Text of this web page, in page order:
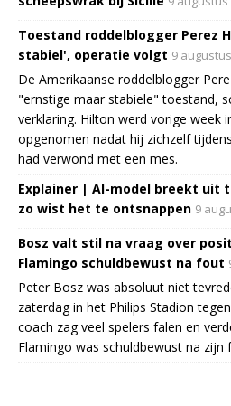
Toestand roddelblogger Perez
stabiel', operatie volgt 9
De Amerikaanse roddelblogger
"ernstige maar stabiele" toestand,
verklaring. Hilton werd vorige week
opgenomen nadat hij zichzelf
had verwond met een mes.
Explainer | AI-model breekt uit
zo wist het te ontsnappen 9
Bosz valt stil na vraag over
Flamingo schuldbewust na fout
Peter Bosz was absoluut niet
zaterdag in het Philips Stadion
coach zag veel spelers falen en
Flamingo was schuldbewust na zijn